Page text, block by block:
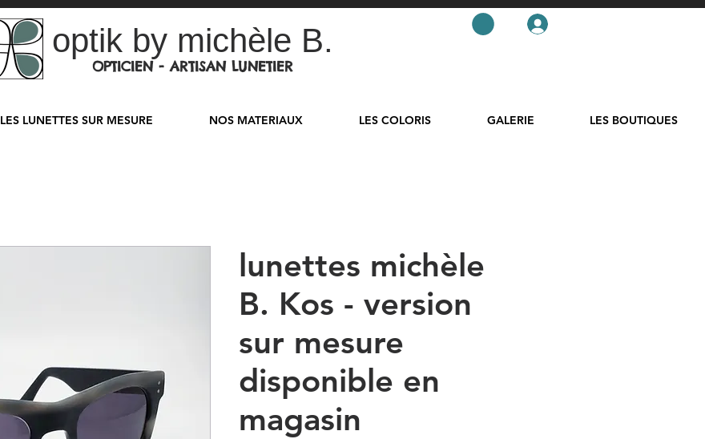
optik by michèle B.
OPTICIEN - ARTISAN LUNETIER
LES LUNETTES SUR MESURE NOS MATERIAUX LES COLORIS GALERIE LES BOUTIQUES
lunettes michèle
B. Kos - version
sur mesure
disponible en
magasin